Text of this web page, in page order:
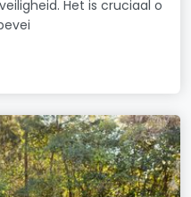
Het is cruciaal o